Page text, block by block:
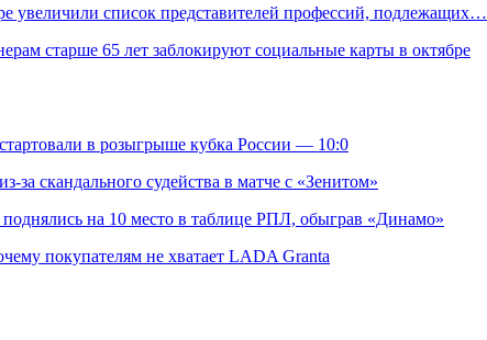
увеличили список представителей профессий, подлежащих…
старше 65 лет заблокируют социальные карты в октябре
в розыгрыше кубка России — 10:0
за скандального судейства в матче с «Зенитом»
на 10 место в таблице РПЛ, обыграв «Динамо»
покупателям не хватает LADA Granta